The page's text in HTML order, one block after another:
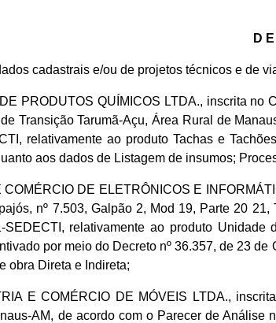
D
cadastrais e/ou de projetos técnicos e de
PRODUTOS QUÍMICOS LTDA., inscrita
Transição Tarumã-Açu, Área Rural de
relativamente ao produto Tachas e
aos dados de Listagem de insumos;
COMÉRCIO DE ELETRÔNICOS E
nº 7.503, Galpão 2, Mod 19, Parte 20
SEDECTI, relativamente ao produto
por meio do Decreto nº 36.357, de 23
obra Direta e Indireta;
E COMÉRCIO DE MÓVEIS LTDA.,
AM, de acordo com o Parecer de